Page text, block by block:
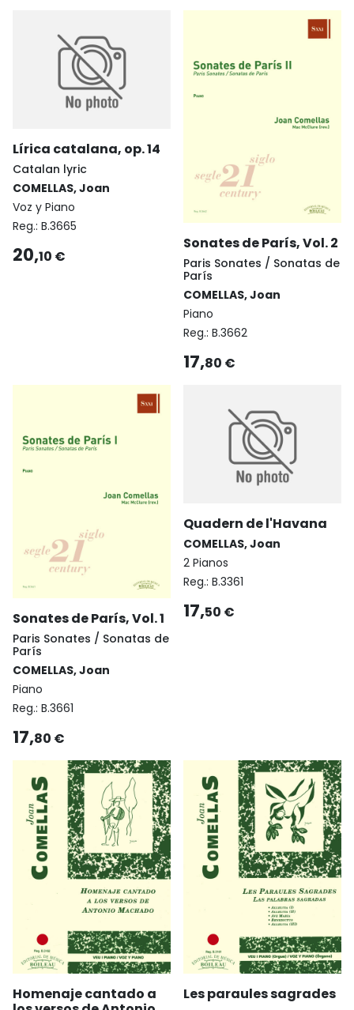
Lírica catalana, op. 14
Catalan lyric
COMELLAS, Joan
Voz y Piano
Reg.: B.3665
20,10 €
Sonates de París, Vol. 2
Paris Sonates / Sonatas de
París
COMELLAS, Joan
Piano
Reg.: B.3662
17,80 €
Sonates de París, Vol. 1
Paris Sonates / Sonatas de
París
COMELLAS, Joan
Piano
Reg.: B.3661
17,80 €
Quadern de l'Havana
COMELLAS, Joan
2 Pianos
Reg.: B.3361
17,50 €
Homenaje cantado a
Les paraules sagrades